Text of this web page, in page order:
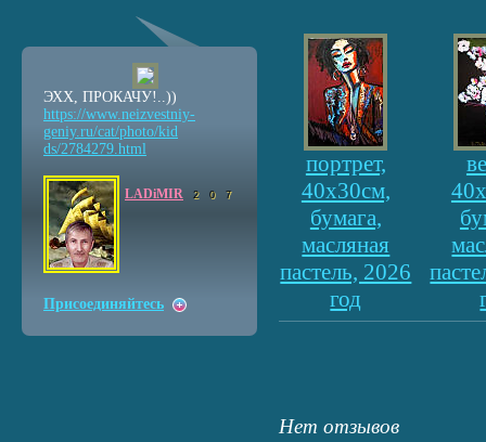
портрет,
40х30см,
бумага,
масляная
пастель, 2026
год
Нет отзывов
ЭХХ, ПРОКАЧУ!..))
https://www.neizvestniy-
geniy.ru/cat/photo/kid
ds/2784279.html
LADiMIR 2 0 7
Присоединяйтесь